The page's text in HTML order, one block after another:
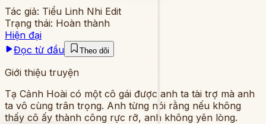
Tác giả: Tiểu Linh Nhi Edit
Trạng thái: Hoàn thành
Hiện đại
Đọc từ đầu
Theo dõi
Giới thiệu truyện
Tạ Cảnh Hoài có một cô gái được anh ta tài trợ mà anh
ta vô cùng trân trọng. Anh từng nói rằng nếu không
thấy cô ấy thành công rực rỡ, anh không yên lòng.